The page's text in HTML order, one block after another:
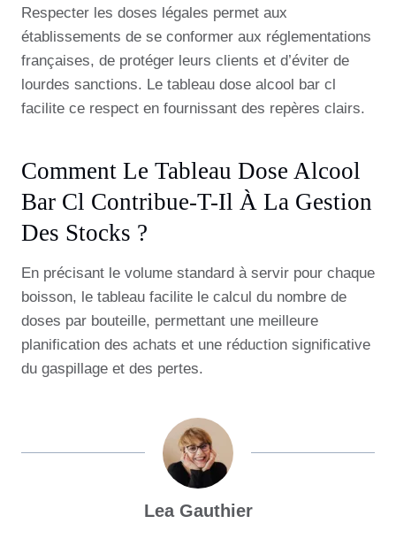
Respecter les doses légales permet aux
établissements de se conformer aux réglementations
françaises, de protéger leurs clients et d’éviter de
lourdes sanctions. Le tableau dose alcool bar cl
facilite ce respect en fournissant des repères clairs.
Comment Le Tableau Dose Alcool
Bar Cl Contribue-T-Il À La Gestion
Des Stocks ?
En précisant le volume standard à servir pour chaque
boisson, le tableau facilite le calcul du nombre de
doses par bouteille, permettant une meilleure
planification des achats et une réduction significative
du gaspillage et des pertes.
Lea Gauthier